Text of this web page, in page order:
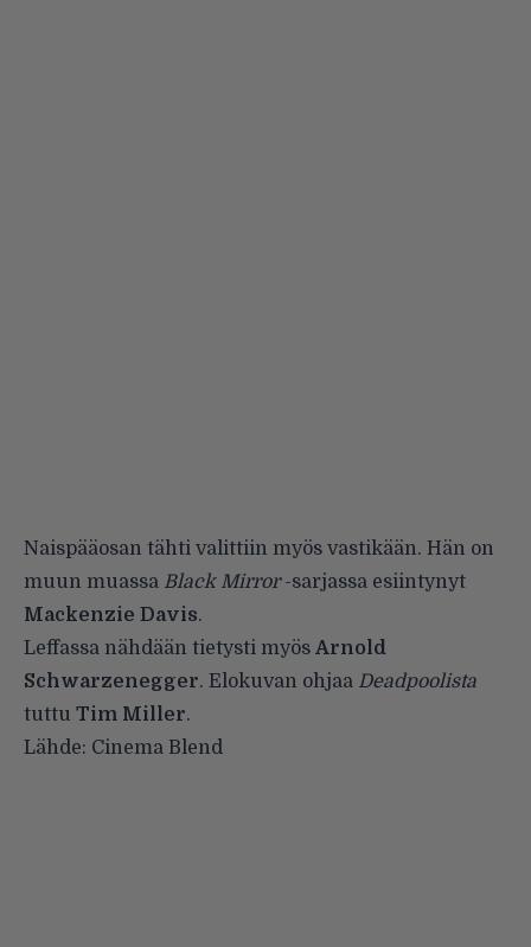
Naispääosan tähti valittiin myös vastikään. Hän on
muun muassa Black Mirror-sarjassa esiintynyt
Mackenzie Davis.
Leffassa nähdään tietysti myös Arnold
Schwarzenegger. Elokuvan ohjaa Deadpoolista
tuttu Tim Miller.
Lähde: Cinema Blend